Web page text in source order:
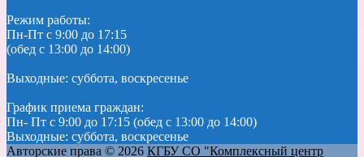
Режим работы:
Пн-Пт с 9:00 до 17:15
(обед с 13:00 до 14:00)
Выходные: суббота, воскресенье
График приема граждан:
Пн- Пт с 9:00 до 17:15 (обед с 13:00 до 14:00)
Выходные: суббота, воскресенье
Авторские права © 2026 КГБУ СО "Комплексный центр